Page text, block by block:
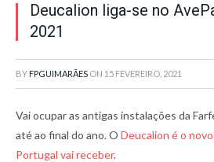
Deucalion liga-se no
2021
BY FPGUIMARÃES ON 15 FEVEREIRO, 2021
Vai ocupar as antigas instalações da
até ao final do ano. O Deucalion é o
Portugal vai receber.